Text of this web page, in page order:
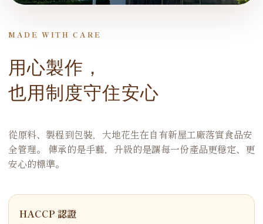
MADE WITH CARE
用心製作，
也用制度守住安心
從原料、製程到包裝，大地花生在自有新屋工廠落實食品安
全管理。 傳承的是手藝，升級的是讓每一份產品更穩定、更
安心的標準。
HACCP 認證